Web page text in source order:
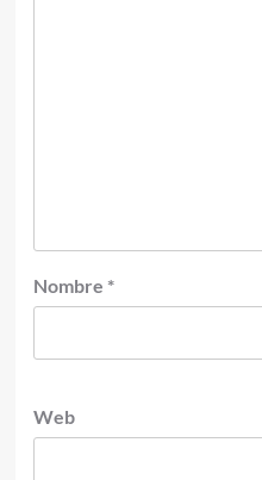
Nombre *
Web